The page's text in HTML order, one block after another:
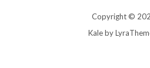
Copyright ©
Kaleby